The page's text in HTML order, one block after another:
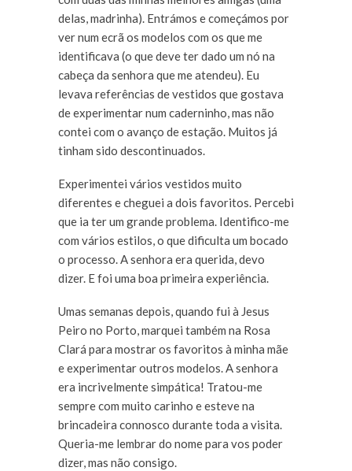
delas, madrinha). Entrámos e começámos por
ver num ecrã os modelos com os que me
identificava (o que deve ter dado um nó na
cabeça da senhora que me atendeu). Eu
levava referências de vestidos que gostava
de experimentar num caderninho, mas não
contei com o avanço de estação. Muitos já
tinham sido descontinuados.
Experimentei vários vestidos muito
diferentes e cheguei a dois favoritos. Percebi
que ia ter um grande problema. Identifico-me
com vários estilos, o que dificulta um bocado
o processo. A senhora era querida, devo
dizer. E foi uma boa primeira experiência.
Umas semanas depois, quando fui à Jesus
Peiro no Porto, marquei também na Rosa
Clará para mostrar os favoritos à minha mãe
e experimentar outros modelos. A senhora
era incrivelmente simpática! Tratou-me
sempre com muito carinho e esteve na
brincadeira connosco durante toda a visita.
Queria-me lembrar do nome para vos poder
dizer, mas não consigo.